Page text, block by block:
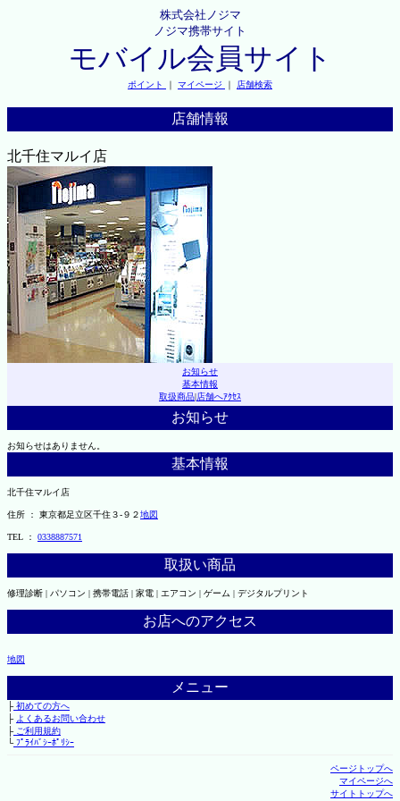
株式会社ノジマ
ノジマ携帯サイト
モバイル会員サイト
ポイント ｜ マイページ ｜ 店舗検索
店舗情報
北千住マルイ店
お知らせ
基本情報
取扱商品|店舗へｱｸｾｽ
お知らせ
お知らせはありません。
基本情報
北千住マルイ店
住所 ： 東京都足立区千住３-９２地図
TEL ： 0338887571
取扱い商品
修理診断 | パソコン | 携帯電話 | 家電 | エアコン | ゲーム | デジタルプリント
お店へのアクセス
地図
メニュー
├初めての方へ
├ よくあるお問い合わせ
├ご利用規約
└ﾌﾟﾗｲﾊﾞｼｰﾎﾟﾘｼｰ
ページトップへ
マイページへ
サイトトップへ